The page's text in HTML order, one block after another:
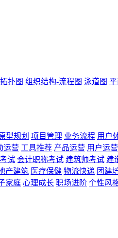
扑图 组织结构-流程图 泳道图 平
型规划 项目管理 业务流程 用户
运营 工具推荐 产品运营 用户运营
试 会计职称考试 建筑师考试 建
产建筑 医疗保健 物流快递 团建
家庭 心理成长 职场进阶 个性风